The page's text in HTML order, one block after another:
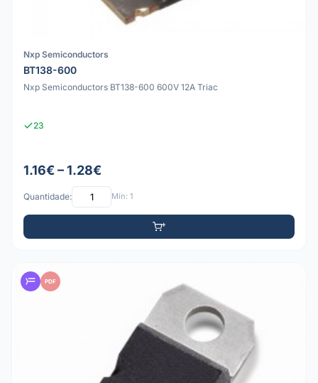
Nxp Semiconductors
BT138-600
Nxp Semiconductors BT138-600 600V 12A Triac
23
1.16€ – 1.28€
Quantidade: Mín: 1
PDF